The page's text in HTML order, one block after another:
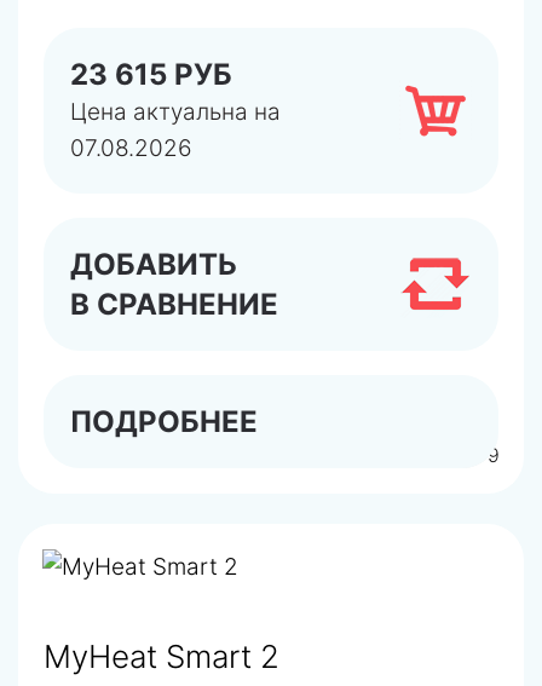
арт.6279
23 615 РУБ
Цена актуальна на
07.08.2026
ДОБАВИТЬ
В СРАВНЕНИЕ
ПОДРОБНЕЕ
MyHeat Smart 2